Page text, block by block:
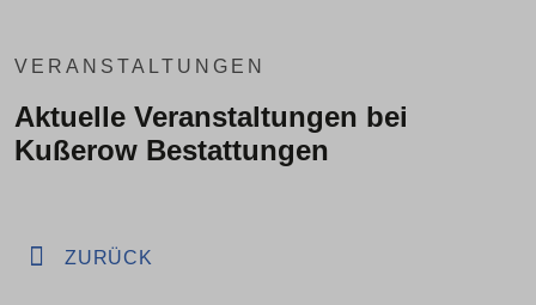
VERANSTALTUNGEN
Aktuelle Veranstaltungen bei
Kußerow Bestattungen
ZURÜCK